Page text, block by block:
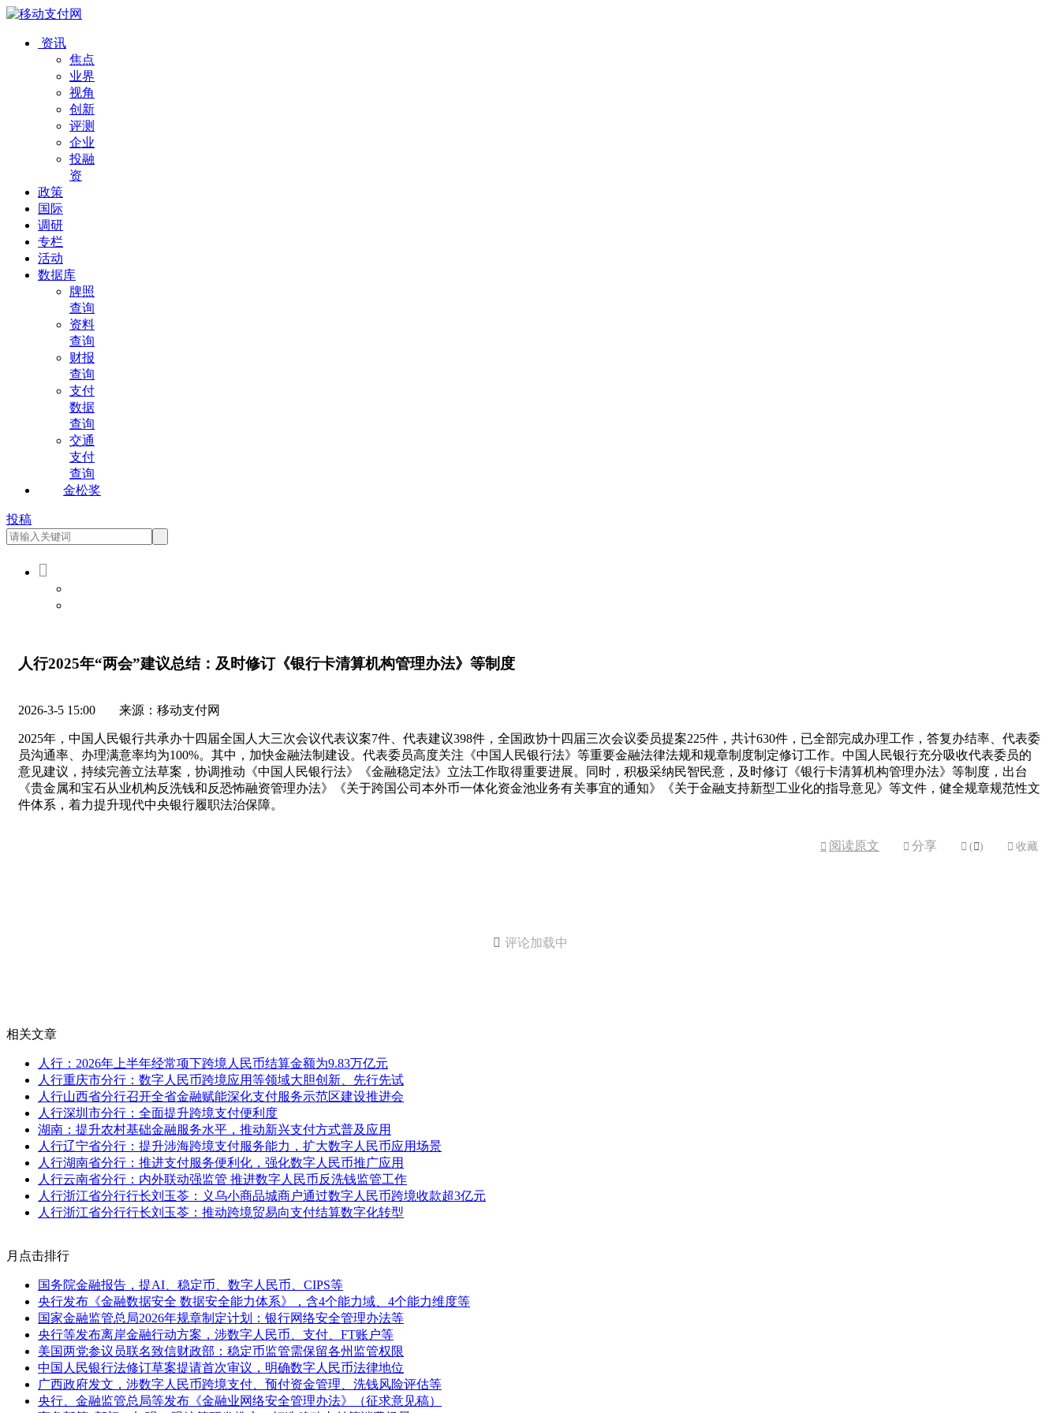
资讯
焦点
业界
视角
创新
评测
企业
投融
资
政策
国际
调研
专栏
活动
数据库
牌照
查询
资料
查询
财报
查询
支付
数据
查询
交通
支付
查询
金松奖
投稿

人行2025年“两会”建议总结：及时修订《银行卡清算机构管理办法》等制度
2026-3-5 15:00 来源：移动支付网
2025年，中国人民银行共承办十四届全国人大三次会议代表议案7件、代表建议398件，全国政协十四届三次会议委员提案225件，共计630件，已全部完成办理工作，答复办结率、代表委
员沟通率、办理满意率均为100%。其中，加快金融法制建设。代表委员高度关注《中国人民银行法》等重要金融法律法规和规章制度制定修订工作。中国人民银行充分吸收代表委员的
意见建议，持续完善立法草案，协调推动《中国人民银行法》《金融稳定法》立法工作取得重要进展。同时，积极采纳民智民意，及时修订《银行卡清算机构管理办法》等制度，出台
《贵金属和宝石从业机构反洗钱和反恐怖融资管理办法》《关于跨国公司本外币一体化资金池业务有关事宜的通知》《关于金融支持新型工业化的指导意见》等文件，健全规章规范性文
件体系，着力提升现代中央银行履职法治保障。
 阅读原文  分享  ( )  收藏
 评论加载中
相关文章
人行：2026年上半年经常项下跨境人民币结算金额为9.83万亿元
人行重庆市分行：数字人民币跨境应用等领域大胆创新、先行先试
人行山西省分行召开全省金融赋能深化支付服务示范区建设推进会
人行深圳市分行：全面提升跨境支付便利度
湖南：提升农村基础金融服务水平，推动新兴支付方式普及应用
人行辽宁省分行：提升涉海跨境支付服务能力，扩大数字人民币应用场景
人行湖南省分行：推进支付服务便利化，强化数字人民币推广应用
人行云南省分行：内外联动强监管 推进数字人民币反洗钱监管工作
人行浙江省分行行长刘玉苓：义乌小商品城商户通过数字人民币跨境收款超3亿元
人行浙江省分行行长刘玉苓：推动跨境贸易向支付结算数字化转型
月点击排行
国务院金融报告，提AI、稳定币、数字人民币、CIPS等
央行发布《金融数据安全 数据安全能力体系》，含4个能力域、4个能力维度等
国家金融监管总局2026年规章制定计划：银行网络安全管理办法等
央行等发布离岸金融行动方案，涉数字人民币、支付、FT账户等
美国两党参议员联名致信财政部：稳定币监管需保留各州监管权限
中国人民银行法修订草案提请首次审议，明确数字人民币法律地位
广西政府发文，涉数字人民币跨境支付、预付资金管理、洗钱风险评估等
央行、金融监管总局等发布《金融业网络安全管理办法》（征求意见稿）